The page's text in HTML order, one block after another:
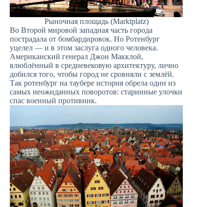
Рыночная площадь (Marktplatz)
Во Второй мировой западная часть города
пострадала от бомбардировок. Но Ротенбург
уцелел — и в этом заслуга одного человека.
Американский генерал Джон Макклой,
влюблённый в средневековую архитектуру, лично
добился того, чтобы город не сровняли с землёй.
Так ротенбург на таубере история обрела один из
самых неожиданных поворотов: старинные улочки
спас военный противник.